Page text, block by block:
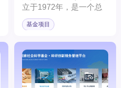
立于1972年，是一个总
部设在瑞典斯德哥尔摩的
非政府组织。
基金项目